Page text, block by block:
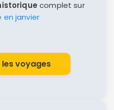
complet sur
en janvier
voyages